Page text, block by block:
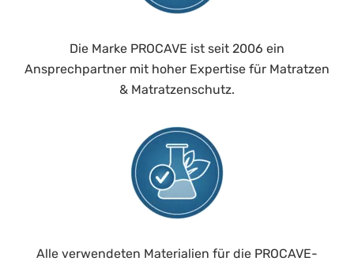
Die Marke PROCAVE ist seit 2006 ein
Ansprechpartner mit hoher Expertise für Matratzen
& Matratzenschutz.
Alle verwendeten Materialien für die PROCAVE-